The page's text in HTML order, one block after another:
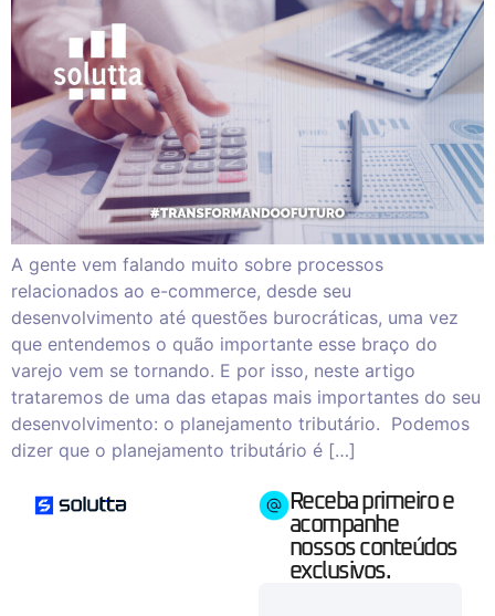
A gente vem falando muito sobre processos
relacionados ao e-commerce, desde seu
desenvolvimento até questões burocráticas, uma vez
que entendemos o quão importante esse braço do
varejo vem se tornando. E por isso, neste artigo
trataremos de uma das etapas mais importantes do seu
desenvolvimento: o planejamento tributário. Podemos
dizer que o planejamento tributário é […]
Receba primeiro e
acompanhe
nossos conteúdos
exclusivos.